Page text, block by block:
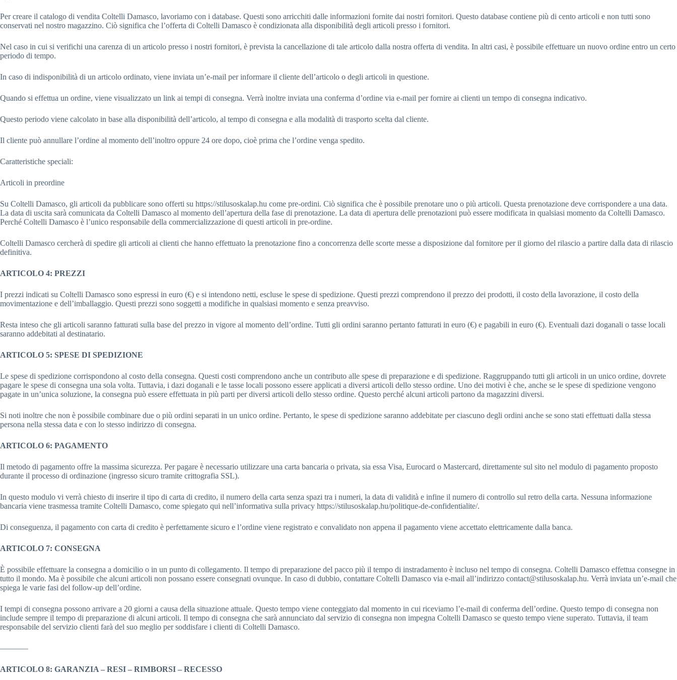
Per creare il catalogo di vendita Coltelli Damasco, lavoriamo con i database. Questi sono arricchiti dalle informazioni fornite dai nostri fornitori. Questo database contiene più di cento articoli e non tutti sono
conservati nel nostro magazzino. Ciò significa che l’offerta di Coltelli Damasco è condizionata alla disponibilità degli articoli presso i fornitori.
Nel caso in cui si verifichi una carenza di un articolo presso i nostri fornitori, è prevista la cancellazione di tale articolo dalla nostra offerta di vendita. In altri casi, è possibile effettuare un nuovo ordine entro un certo
periodo di tempo.
In caso di indisponibilità di un articolo ordinato, viene inviata un’e-mail per informare il cliente dell’articolo o degli articoli in questione.
Quando si effettua un ordine, viene visualizzato un link ai tempi di consegna. Verrà inoltre inviata una conferma d’ordine via e-mail per fornire ai clienti un tempo di consegna indicativo.
Questo periodo viene calcolato in base alla disponibilità dell’articolo, al tempo di consegna e alla modalità di trasporto scelta dal cliente.
Il cliente può annullare l’ordine al momento dell’inoltro oppure 24 ore dopo, cioè prima che l’ordine venga spedito.
Caratteristiche speciali:
Articoli in preordine
Su Coltelli Damasco, gli articoli da pubblicare sono offerti su https://stilusoskalap.hu come pre-ordini. Ciò significa che è possibile prenotare uno o più articoli. Questa prenotazione deve corrispondere a una data.
La data di uscita sarà comunicata da Coltelli Damasco al momento dell’apertura della fase di prenotazione. La data di apertura delle prenotazioni può essere modificata in qualsiasi momento da Coltelli Damasco.
Perché Coltelli Damasco è l’unico responsabile della commercializzazione di questi articoli in pre-ordine.
Coltelli Damasco cercherà di spedire gli articoli ai clienti che hanno effettuato la prenotazione fino a concorrenza delle scorte messe a disposizione dal fornitore per il giorno del rilascio a partire dalla data di rilascio
definitiva.
ARTICOLO 4: PREZZI
I prezzi indicati su Coltelli Damasco sono espressi in euro (€) e si intendono netti, escluse le spese di spedizione. Questi prezzi comprendono il prezzo dei prodotti, il costo della lavorazione, il costo della
movimentazione e dell’imballaggio. Questi prezzi sono soggetti a modifiche in qualsiasi momento e senza preavviso.
Resta inteso che gli articoli saranno fatturati sulla base del prezzo in vigore al momento dell’ordine. Tutti gli ordini saranno pertanto fatturati in euro (€) e pagabili in euro (€). Eventuali dazi doganali o tasse locali
saranno addebitati al destinatario.
ARTICOLO 5: SPESE DI SPEDIZIONE
Le spese di spedizione corrispondono al costo della consegna. Questi costi comprendono anche un contributo alle spese di preparazione e di spedizione. Raggruppando tutti gli articoli in un unico ordine, dovrete
pagare le spese di consegna una sola volta. Tuttavia, i dazi doganali e le tasse locali possono essere applicati a diversi articoli dello stesso ordine. Uno dei motivi è che, anche se le spese di spedizione vengono
pagate in un’unica soluzione, la consegna può essere effettuata in più parti per diversi articoli dello stesso ordine. Questo perché alcuni articoli partono da magazzini diversi.
Si noti inoltre che non è possibile combinare due o più ordini separati in un unico ordine. Pertanto, le spese di spedizione saranno addebitate per ciascuno degli ordini anche se sono stati effettuati dalla stessa
persona nella stessa data e con lo stesso indirizzo di consegna.
ARTICOLO 6: PAGAMENTO
Il metodo di pagamento offre la massima sicurezza. Per pagare è necessario utilizzare una carta bancaria o privata, sia essa Visa, Eurocard o Mastercard, direttamente sul sito nel modulo di pagamento proposto
durante il processo di ordinazione (ingresso sicuro tramite crittografia SSL).
In questo modulo vi verrà chiesto di inserire il tipo di carta di credito, il numero della carta senza spazi tra i numeri, la data di validità e infine il numero di controllo sul retro della carta. Nessuna informazione
bancaria viene trasmessa tramite Coltelli Damasco, come spiegato qui nell’informativa sulla privacy https://stilusoskalap.hu/politique-de-confidentialite/.
Di conseguenza, il pagamento con carta di credito è perfettamente sicuro e l’ordine viene registrato e convalidato non appena il pagamento viene accettato elettricamente dalla banca.
ARTICOLO 7: CONSEGNA
È possibile effettuare la consegna a domicilio o in un punto di collegamento. Il tempo di preparazione del pacco più il tempo di instradamento è incluso nel tempo di consegna. Coltelli Damasco effettua consegne in
tutto il mondo. Ma è possibile che alcuni articoli non possano essere consegnati ovunque. In caso di dubbio, contattare Coltelli Damasco via e-mail all’indirizzo contact@stilusoskalap.hu. Verrà inviata un’e-mail che
spiega le varie fasi del follow-up dell’ordine.
I tempi di consegna possono arrivare a 20 giorni a causa della situazione attuale. Questo tempo viene conteggiato dal momento in cui riceviamo l’e-mail di conferma dell’ordine. Questo tempo di consegna non
include sempre il tempo di preparazione di alcuni articoli. Il tempo di consegna che sarà annunciato dal servizio di consegna non impegna Coltelli Damasco se questo tempo viene superato. Tuttavia, il team
responsabile del servizio clienti farà del suo meglio per soddisfare i clienti di Coltelli Damasco.
———–
ARTICOLO 8: GARANZIA – RESI – RIMBORSI – RECESSO